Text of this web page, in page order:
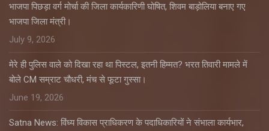
भाजपा पिछड़ा वर्ग मोर्चा की जिला कार्यकारिणी घोषित, शिवम बाड़ोलिया बनाए गए
भाजपा जिला मंत्री।
July 9, 2026
मेरे ही पुलिस वाले को दिखा रहा था पिस्टल, इतनी हिम्मत? भरत तिवारी मामले में
बोले CM सम्राट चौधरी, मंच से फूटा गुस्सा।
June 19, 2026
Satna News: विंध्य विकास प्राधिकरण के पदाधिकारियों ने संभाला कार्यभार,